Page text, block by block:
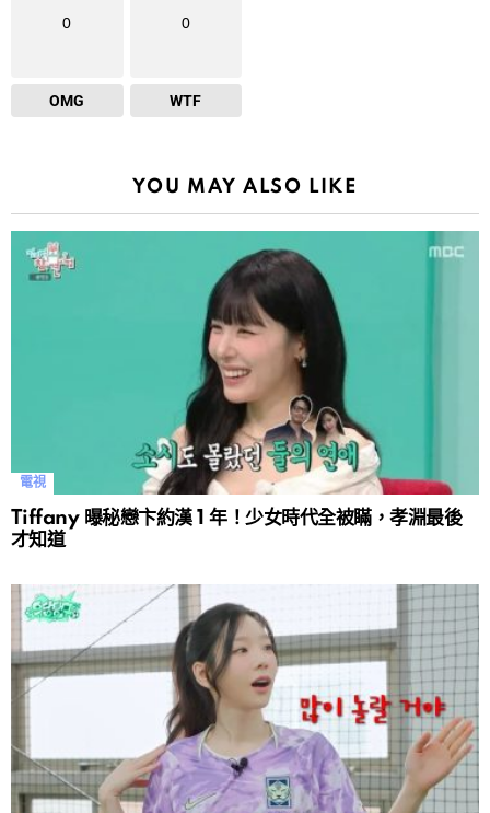
0
OMG
0
WTF
YOU MAY ALSO LIKE
電視
Tiffany 曝秘戀卞約漢 1 年！少女時代全被瞞，孝淵最後
才知道